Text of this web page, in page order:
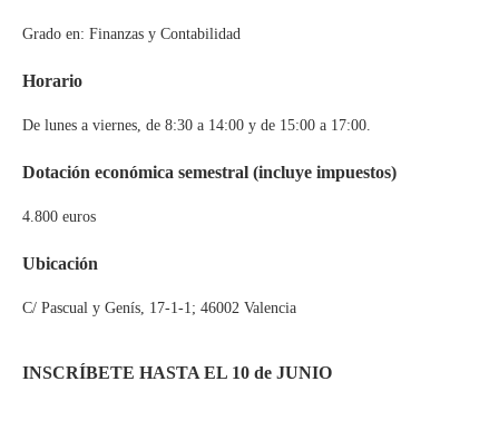
Grado en: Finanzas y Contabilidad
Horario
De lunes a viernes, de 8:30 a 14:00 y de 15:00 a 17:00.
Dotación económica semestral (incluye impuestos)
4.800 euros
Ubicación
C/ Pascual y Genís, 17-1-1; 46002 Valencia
INSCRÍBETE HASTA EL 10 de JUNIO